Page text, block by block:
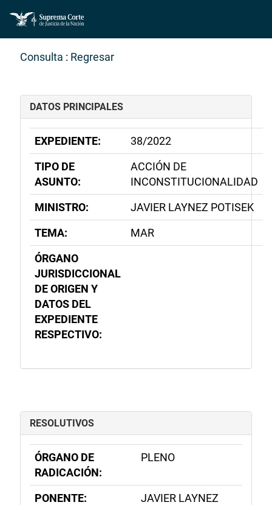
Consulta : Regresar
DATOS PRINCIPALES
EXPEDIENTE:
38/2022
TIPO DE
ASUNTO:
ACCIÓN DE
INCONSTITUCIONALIDAD
MINISTRO:
JAVIER LAYNEZ POTISEK
TEMA:
MAR
ÓRGANO
JURISDICCIONAL
DE ORIGEN Y
DATOS DEL
EXPEDIENTE
RESPECTIVO:
RESOLUTIVOS
ÓRGANO DE
RADICACIÓN:
PLENO
PONENTE:
JAVIER LAYNEZ